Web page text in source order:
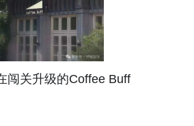
闯关升级的Coffee Buff